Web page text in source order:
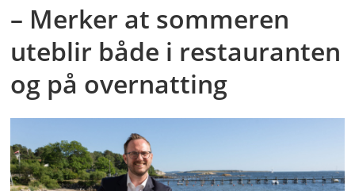
– Merker at sommeren
uteblir både i restauranten
og på overnatting